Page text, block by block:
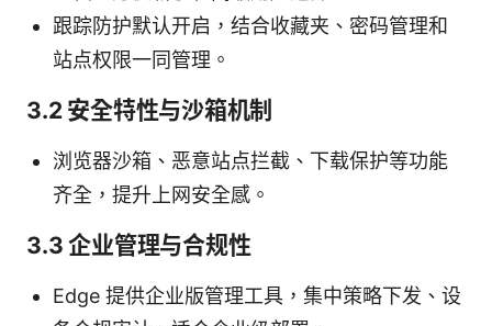
跟踪防护默认开启，结合收藏夹、密码管理和
站点权限一同管理。
3.2 安全特性与沙箱机制
浏览器沙箱、恶意站点拦截、下载保护等功能
齐全，提升上网安全感。
3.3 企业管理与合规性
Edge 提供企业版管理工具，集中策略下发、设